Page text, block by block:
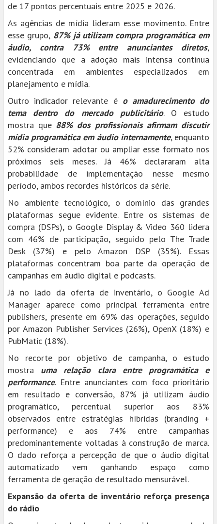
de 17 pontos percentuais entre 2025 e 2026.
As agências de mídia lideram esse movimento. Entre
esse grupo,87% já utilizam compra programática em
áudio, contra 73% entre anunciantes diretos,
evidenciando que a adoção mais intensa continua
concentrada em ambientes especializados em
planejamento e mídia.
Outro indicador relevante é o amadurecimento do
tema dentro do mercado publicitário. O estudo
mostra que 88% dos profissionais afirmam discutir
mídia programática em áudio internamente, enquanto
52% consideram adotar ou ampliar esse formato nos
próximos seis meses. Já 46% declararam alta
probabilidade de implementação nesse mesmo
período, ambos recordes históricos da série.
No ambiente tecnológico, o domínio das grandes
plataformas segue evidente. Entre os sistemas de
compra (DSPs), o Google Display & Video 360 lidera
com 46% de participação, seguido pelo The Trade
Desk (37%) e pelo Amazon DSP (35%). Essas
plataformas concentram boa parte da operação de
campanhas em áudio digital e podcasts.
Já no lado da oferta de inventário, o Google Ad
Manager aparece como principal ferramenta entre
publishers, presente em 69% das operações, seguido
por Amazon Publisher Services (26%), OpenX (18%) e
PubMatic (18%).
No recorte por objetivo de campanha, o estudo
mostra uma relação clara entre programática e
performance. Entre anunciantes com foco prioritário
em resultado e conversão, 87% já utilizam áudio
programático, percentual superior aos 83%
observados entre estratégias híbridas (branding +
performance) e aos 74% entre campanhas
predominantemente voltadas à construção de marca.
O dado reforça a percepção de que o áudio digital
automatizado vem ganhando espaço como
ferramenta de geração de resultado mensurável.
Expansão da oferta de inventário reforça presença
do rádio